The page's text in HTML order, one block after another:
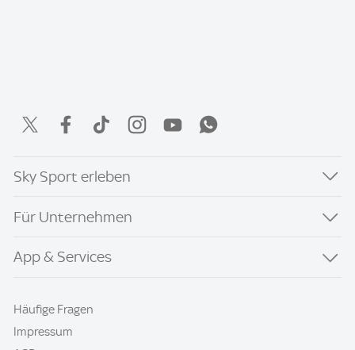
Sky Sport erleben
Für Unternehmen
App & Services
Häufige Fragen
Impressum